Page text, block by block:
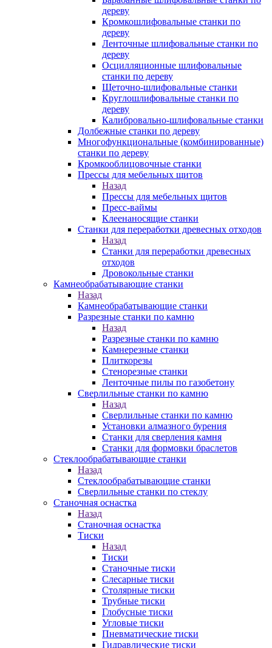
дереву
Кромкошлифовальные станки по
дереву
Ленточные шлифовальные станки по
дереву
Осцилляционные шлифовальные
станки по дереву
Щеточно-шлифовальные станки
Круглошлифовальные станки по
дереву
Калибровально-шлифовальные станки
Долбежные станки по дереву
Многофункциональные (комбинированные)
станки по дереву
Кромкооблицовочные станки
Прессы для мебельных щитов
Назад
Прессы для мебельных щитов
Пресс-ваймы
Клеенаносящие станки
Станки для переработки древесных отходов
Назад
Станки для переработки древесных
отходов
Дровокольные станки
Камнеобрабатывающие станки
Назад
Камнеобрабатывающие станки
Разрезные станки по камню
Назад
Разрезные станки по камню
Камнерезные станки
Плиткорезы
Стенорезные станки
Ленточные пилы по газобетону
Сверлильные станки по камню
Назад
Сверлильные станки по камню
Установки алмазного бурения
Станки для сверления камня
Станки для формовки браслетов
Стеклообрабатывающие станки
Назад
Стеклообрабатывающие станки
Сверлильные станки по стеклу
Станочная оснастка
Назад
Станочная оснастка
Тиски
Назад
Тиски
Станочные тиски
Слесарные тиски
Столярные тиски
Трубные тиски
Глобусные тиски
Угловые тиски
Пневматические тиски
Гидравлические тиски